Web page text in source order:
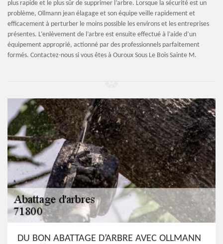
plus rapide et le plus sûr de supprimer l’arbre. Lorsque la sécurité est un
problème, Ollmann jean élagage et son équipe veille rapidement et
efficacement à perturber le moins possible les environs et les entreprises
présentes. L’enlèvement de l’arbre est ensuite effectué à l’aide d’un
équipement approprié, actionné par des professionnels parfaitement
formés. Contactez-nous si vous êtes à Ouroux Sous Le Bois Sainte M.
DU BON ABATTAGE D’ARBRE AVEC OLLMANN